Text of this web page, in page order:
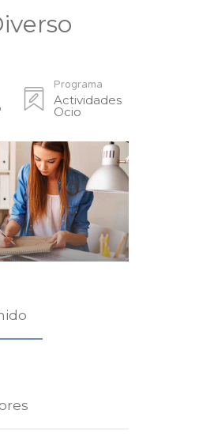
Programa
Actividades
Ocio